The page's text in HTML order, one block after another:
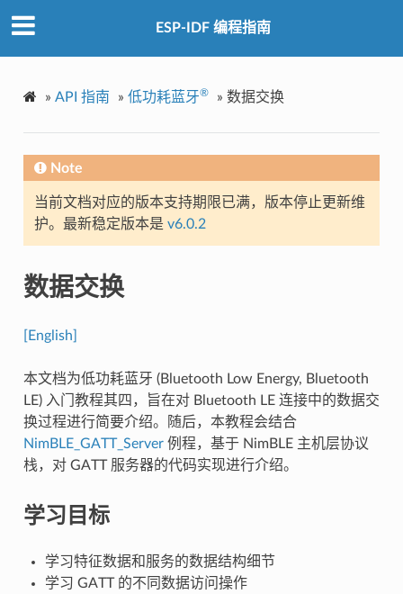
ESP-IDF 编程指南
» API 指南 » 低功耗蓝牙® » 数据交换
Note
当前文档对应的版本支持期限已满，版本停止更新维
护。最新稳定版本是 v6.0.2
数据交换
[English]
本文档为低功耗蓝牙 (Bluetooth Low Energy, Bluetooth
LE) 入门教程其四，旨在对 Bluetooth LE 连接中的数据交
换过程进行简要介绍。随后，本教程会结合
NimBLE_GATT_Server 例程，基于 NimBLE 主机层协议
栈，对 GATT 服务器的代码实现进行介绍。
学习目标
学习特征数据和服务的数据结构细节
学习 GATT 的不同数据访问操作